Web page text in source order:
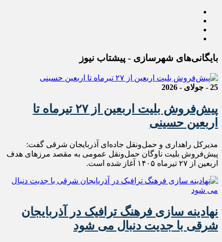
بایگانی‌های شهرسازی - پیشتاب نیوز
25 - جولای - 2026
پیش‌فروش بلیت اربعین از ۲۷ تیرماه تا
اربعین حسینی
مدیرکل راهداری و حمل‌ونقل جاده‌ای آذربایجان شرقی گفت:
پیش‌فروش بلیت ناوگان حمل‌ونقل عمومی به مقصد مرزهای هدف
اربعین از ۲۷ تیرماه ۱۴۰۵ آغاز شده است.
نهادینه سازی فرهنگ ترافیک در آذربایجان
شرقی با جدیت دنبال می شود